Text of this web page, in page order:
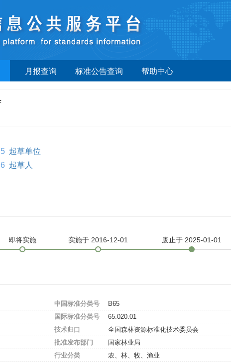
月报查询 标准公告查询 帮助中心
5 起草单位
6 起草人
即将实施 实施于 2016-12-01 废止于 2025-01-01
中国标准分类号
B65
国际标准分类号
65.020.01
技术归口
全国森林资源标准化技术委员会
批准发布部门
国家林业局
行业分类
农、林、牧、渔业